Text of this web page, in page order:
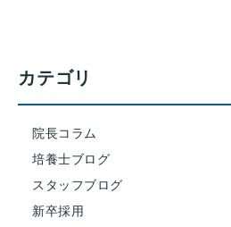
カテゴリ
院長コラム
培養士ブログ
スタッフブログ
新卒採用